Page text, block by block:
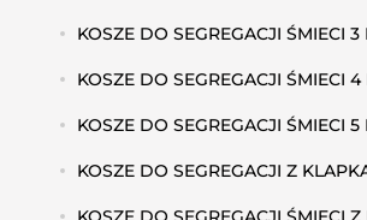
KOSZE DO SEGREGACJI ŚMIECI
KOSZE DO SEGREGACJI ŚMIECI
KOSZE DO SEGREGACJI ŚMIECI
KOSZE DO SEGREGACJI Z